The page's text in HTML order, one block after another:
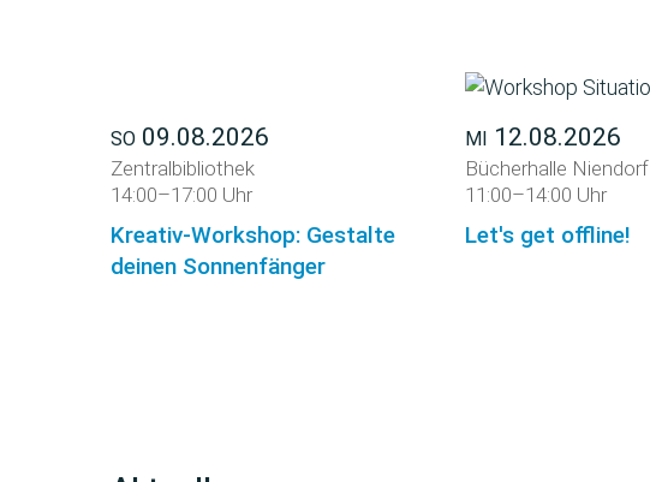
SO 09.08.2026
Zentralbibliothek
14:00–17:00 Uhr
Kreativ-Workshop: Gestalte
deinen Sonnenfänger
MI 12.08.2026
Bücherhalle Niendorf
11:00–14:00 Uhr
Let's get offline!